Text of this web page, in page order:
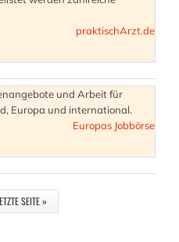
praktischArzt.de
und Arbeit für
Europa und international.
Europas Jobbörse
SEITE »